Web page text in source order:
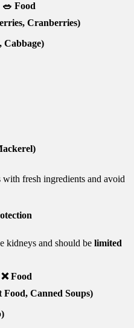
🥗 Food
Cranberries)
Cabbage)
with fresh ingredients and avoid
kidneys and should be limited
❌ Food
Food, Canned Soups)